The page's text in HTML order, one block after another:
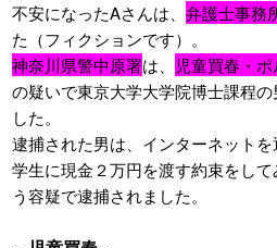
不安になったAさんは、弁護士事務
た（フィクションです）。
神奈川県警中原署は、 児童買春・
の疑いで東京大学大学院博士課程
した。
逮捕された男は、インターネット
学生に現金２万円を渡す約束をし
う容疑で逮捕されました。